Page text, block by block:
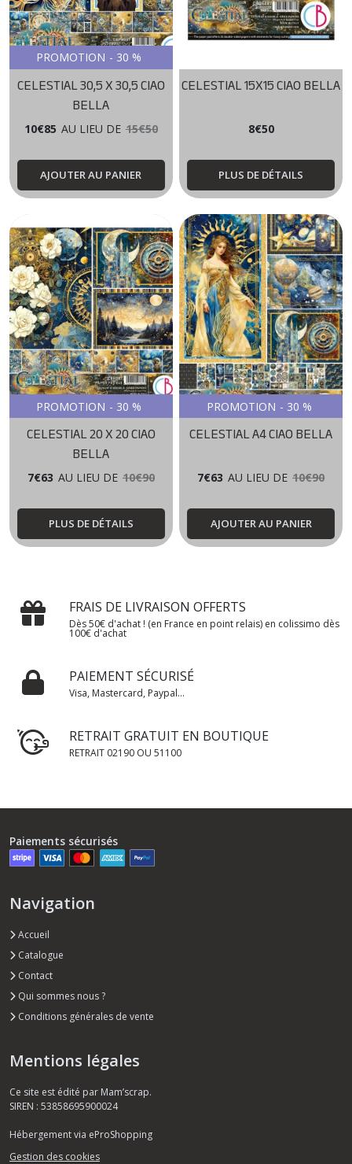
PROMOTION - 30 %
CELESTIAL 30,5 X 30,5 CIAO
BELLA
10€85 AU LIEU DE 15€50
AJOUTER AU PANIER
CELESTIAL 15X15 CIAO BELLA
8€50
PLUS DE DÉTAILS
PROMOTION - 30 %
CELESTIAL 20 X 20 CIAO
BELLA
7€63 AU LIEU DE 10€90
PLUS DE DÉTAILS
PROMOTION - 30 %
CELESTIAL A4 CIAO BELLA
7€63 AU LIEU DE 10€90
AJOUTER AU PANIER
FRAIS DE LIVRAISON OFFERTS
Dès 50€ d'achat ! (en France en point relais) en colissimo dès
100€ d'achat
PAIEMENT SÉCURISÉ
Visa, Mastercard, Paypal...
RETRAIT GRATUIT EN BOUTIQUE
RETRAIT 02190 OU 51100
Paiements sécurisés
Navigation
Accueil
Catalogue
Contact
Qui sommes nous ?
Conditions générales de vente
Mentions légales
Ce site est édité par Mam’scrap.
SIREN : 53858695900024
Hébergement via eProShopping
Gestion des cookies